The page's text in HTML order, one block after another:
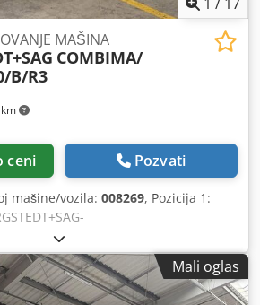
MAŠINA
COMBIMA/
B/R3
ceni Pozvati
mašine/vozila: 008269, Pozicija 1:
II/500/B/R3 Pozicija 2: Okretač ploča
COMBIMA/CONCEPT/II/500/B/R3
mašina za lepljenje ivica
COMBIMA/CONCEPT/II/500/B/R3
Mali oglas